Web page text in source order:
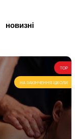
новизні
TOP
НА ЗАКІНЧЕННЯ ШКОЛИ